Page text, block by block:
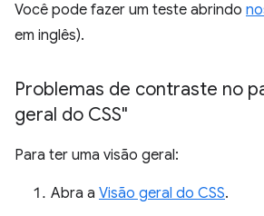
Você pode fazer um teste abrindo
em inglês).
Problemas de contraste no
geral do CSS"
Para ter uma visão geral:
Abra a Visão geral do CSS.